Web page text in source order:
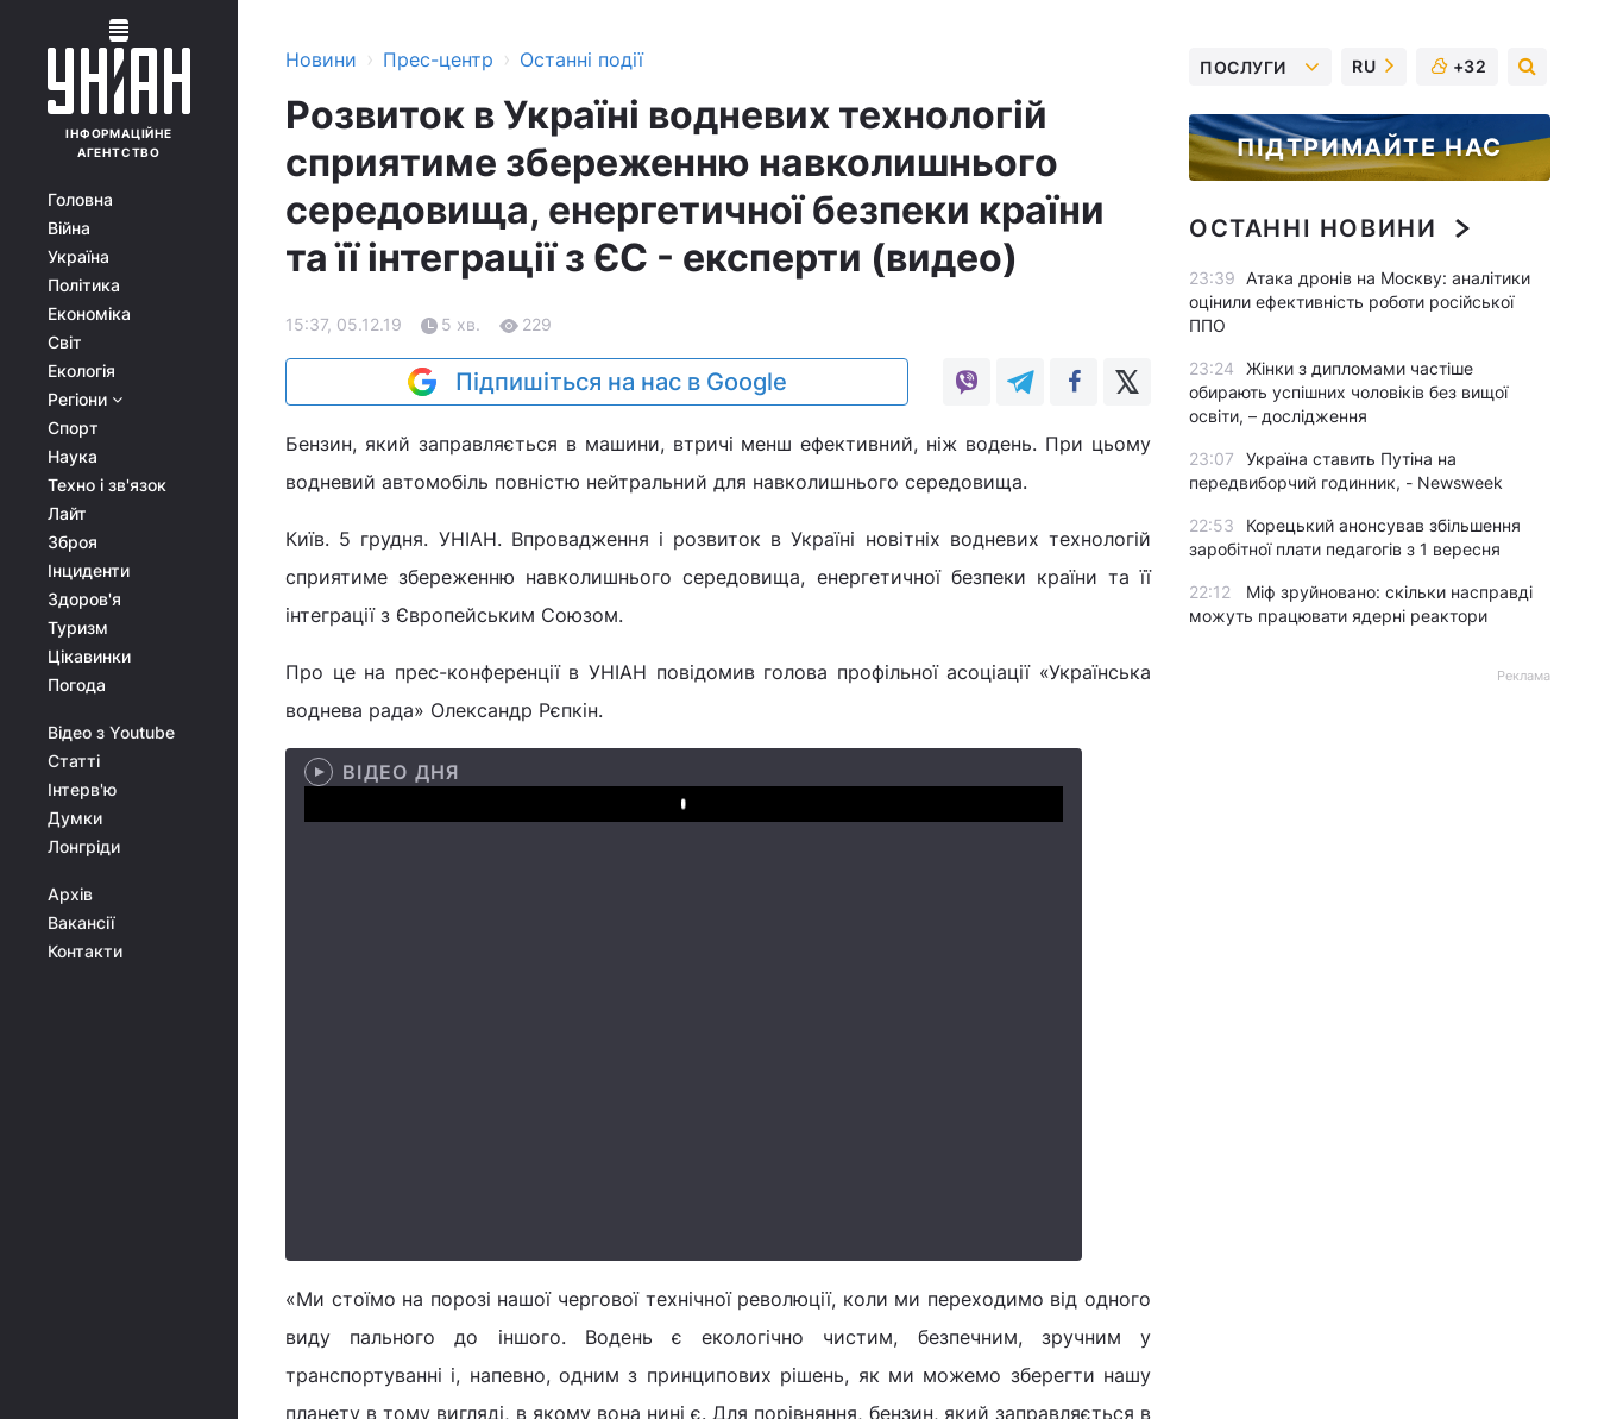
ІНФОРМАЦІЙНЕ
АГЕНТСТВО
Головна
Війна
Україна
Політика
Економіка
Світ
Екологія
Регіони
Спорт
Наука
Техно і зв'язок
Лайт
Зброя
Інциденти
Здоров'я
Туризм
Цікавинки
Погода
Відео з Youtube
Статті
Інтерв'ю
Думки
Лонгріди
Архів
Вакансії
Контакти
Новини › Прес-центр › Останні події
Розвиток в Україні водневих технологій
сприятиме збереженню навколишнього
середовища, енергетичної безпеки країни
та її інтеграції з ЄС - експерти (видео)
15:37, 05.12.19 5 хв. 229
Підпишіться на нас в Google
Бензин, який заправляється в машини, втричі менш ефективний, ніж водень. При цьому
водневий автомобіль повністю нейтральний для навколишнього середовища.
Київ. 5 грудня. УНІАН. Впровадження і розвиток в Україні новітніх водневих технологій
сприятиме збереженню навколишнього середовища, енергетичної безпеки країни та її
інтеграції з Європейським Союзом.
Про це на прес-конференції в УНІАН повідомив голова профільної асоціації «Українська
воднева рада» Олександр Рєпкін.
ВІДЕО ДНЯ
Play
«Ми стоїмо на порозі нашої чергової технічної революції, коли ми переходимо від одного
виду пального до іншого. Водень є екологічно чистим, безпечним, зручним у
транспортуванні і, напевно, одним з принципових рішень, як ми можемо зберегти нашу
планету в тому вигляді, в якому вона нині є. Для порівняння, бензин, який заправляється в
ПОСЛУГИ RU +32
ПІДТРИМАЙТЕ НАС
ОСТАННІ НОВИНИ
23:39
Атака дронів на Москву: аналітики
оцінили ефективність роботи російської
ППО
23:24
Жінки з дипломами частіше
обирають успішних чоловіків без вищої
освіти, – дослідження
23:07
Україна ставить Путіна на
передвиборчий годинник, - Newsweek
22:53
Корецький анонсував збільшення
заробітної плати педагогів з 1 вересня
22:12
Міф зруйновано: скільки насправді
можуть працювати ядерні реактори
Реклама